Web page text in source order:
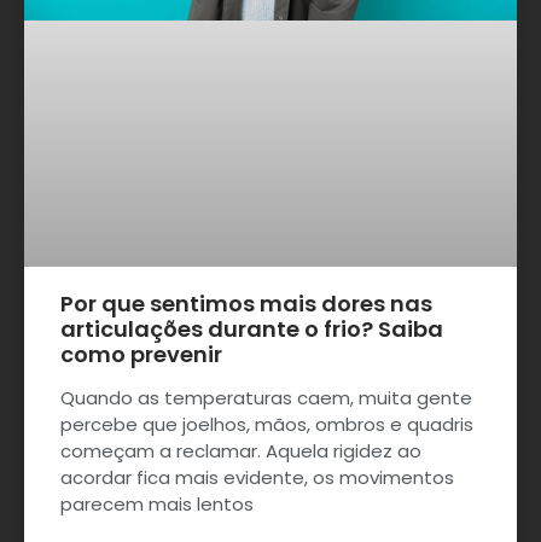
Por que sentimos mais dores nas
articulações durante o frio? Saiba
como prevenir
Quando as temperaturas caem, muita gente
percebe que joelhos, mãos, ombros e quadris
começam a reclamar. Aquela rigidez ao
acordar fica mais evidente, os movimentos
parecem mais lentos